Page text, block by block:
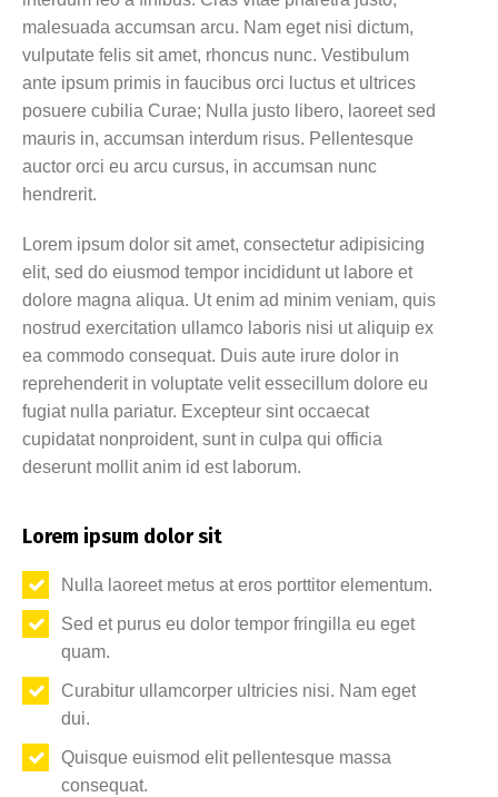
malesuada accumsan arcu. Nam eget nisi dictum,
vulputate felis sit amet, rhoncus nunc. Vestibulum
ante ipsum primis in faucibus orci luctus et ultrices
posuere cubilia Curae; Nulla justo libero, laoreet sed
mauris in, accumsan interdum risus. Pellentesque
auctor orci eu arcu cursus, in accumsan nunc
hendrerit.
Lorem ipsum dolor sit amet, consectetur adipisicing
elit, sed do eiusmod tempor incididunt ut labore et
dolore magna aliqua. Ut enim ad minim veniam, quis
nostrud exercitation ullamco laboris nisi ut aliquip ex
ea commodo consequat. Duis aute irure dolor in
reprehenderit in voluptate velit essecillum dolore eu
fugiat nulla pariatur. Excepteur sint occaecat
cupidatat nonproident, sunt in culpa qui officia
deserunt mollit anim id est laborum.
Lorem ipsum dolor sit
Nulla laoreet metus at eros porttitor elementum.
Sed et purus eu dolor tempor fringilla eu eget
quam.
Curabitur ullamcorper ultricies nisi. Nam eget
dui.
Quisque euismod elit pellentesque massa
consequat.